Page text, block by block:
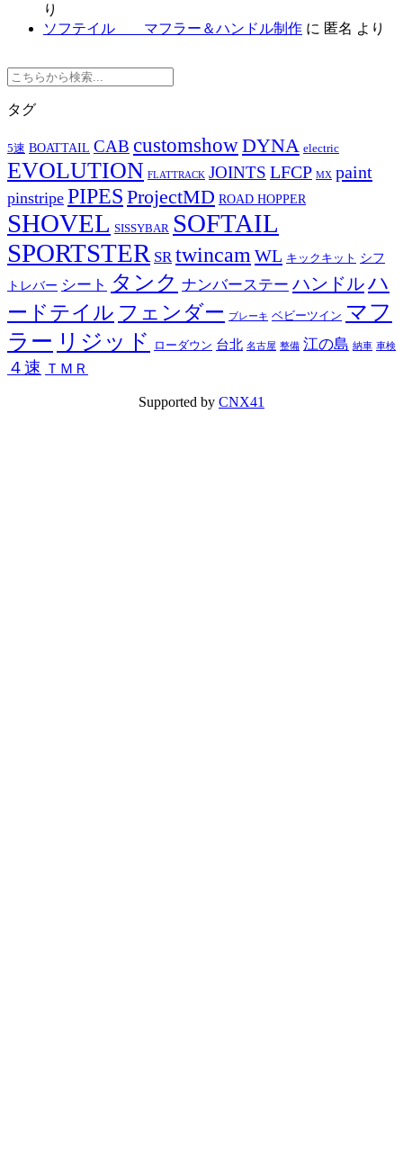
り
ソフテイル マフラー＆ハンドル制作 に 匿名 より
タグ
5速 BOATTAIL CAB customshowDYNA electric
EVOLUTION FLATTRACK JOINTS LFCP MX paint
pinstripe PIPES ProjectMD ROAD HOPPER
SHOVEL SISSYBAR SOFTAIL
SPORTSTER SR twincamWL キックキット シフ
トレバー シート タンク ナンバーステー ハンドルハ
ードテイル フェンダー ブレーキ ベビーツイン マフ
ラー リジッド ローダウン 台北 名古屋 整備 江の島 納車 車検
４速 ＴＭＲ
Supported by CNX41